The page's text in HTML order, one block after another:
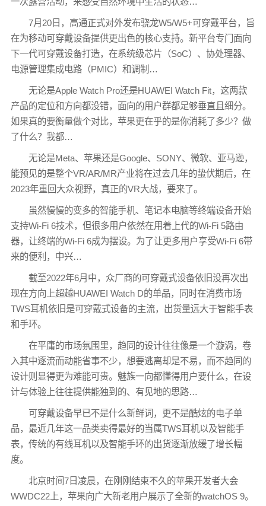
7月20日，高通正式对外发布骁龙W5/W5+可穿戴平台，旨
在为移动可穿戴设备提供更出色的核心支持。新平台专门面向
下一代可穿戴设备打造，在系统级芯片（SoC）、协处理器、
电源管理集成电路（PMIC）和调制…
无论是Apple Watch Pro还是HUAWEI Watch Fit，这两款
产品的定位和方向都没错，面向的用户群都足够垂直且细分。
如果真的要衡量做个对比，苹果更在乎的是你消耗了多少？做
了什么？我都…
无论是Meta、苹果还是Google、SONY、微软、亚马逊，
能预见的是整个VR/AR/MR产业将在过去几年的蛰伏期后，在
2023年重回大众视野，真正的VR大战，要来了。
虽然慢慢的变多的智能手机、笔记本电脑等终端设备开始
支持Wi-Fi 6技术，但很多用户依然在用着上代的Wi-Fi 5路由
器，让终端的Wi-Fi 6成为摆设。为了让更多用户享受Wi-Fi 6带
来的便利，中兴…
截至2022年6月中，众厂商的可穿戴式设备依旧没再次出
现在方向上超越HUAWEI Watch D的单品，同时在消费市场
TWS耳机依旧是可穿戴式设备的主流，出货量远大于智能手表
和手环。
在平庸的市场氛围里，趋同的设计往往像是一个漩涡，卷
入其中逐流而动能省事不少，想要逃离却是不易，而不趋同的
设计则显得更为难能可贵。魅族一向都懂得用户要什么，在设
计与体验上往往提供能独到的、有见地的思路…
可穿戴设备早已不是什么新鲜词，更不是酷炫的电子单
品，最近几年这一品类卖得最好的当属TWS耳机以及智能手
表，传统的有线耳机以及智能手环的出货逐渐放缓了增长幅
度。
北京时间7日凌晨，在刚刚结束不久的苹果开发者大会
WWDC22上，苹果向广大新老用户展示了全新的watchOS 9。